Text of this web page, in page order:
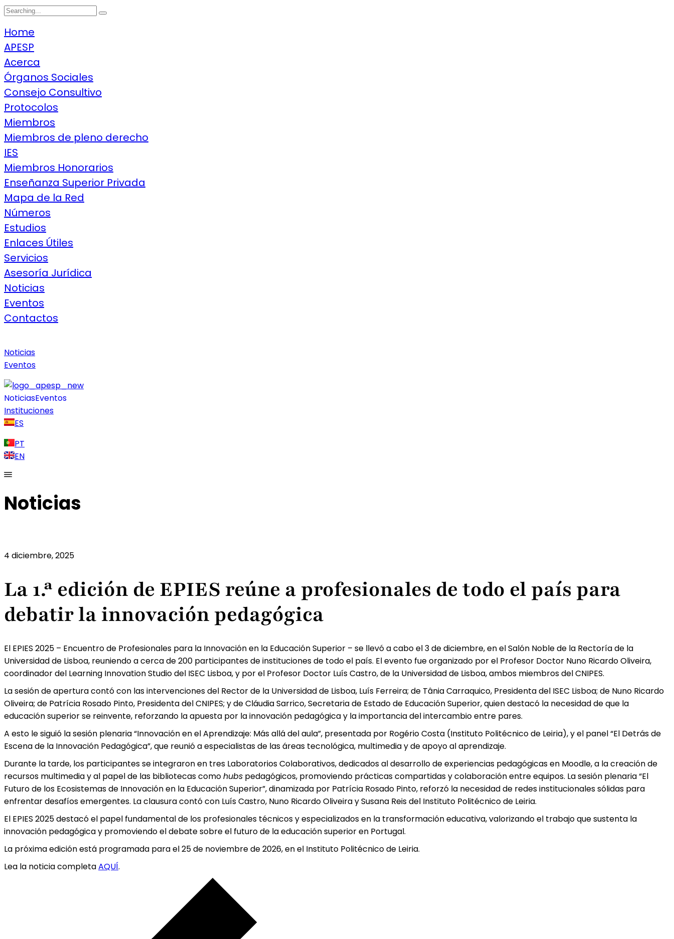
Search
Home
APESP
Acerca
Órganos Sociales
Consejo Consultivo
Protocolos
Miembros
Miembros de pleno derecho
IES
Miembros Honorarios
Enseñanza Superior Privada
Mapa de la Red
Números
Estudios
Enlaces Útiles
Servicios
Asesoría Jurídica
Noticias
Eventos
Contactos
Noticias
Eventos
NoticiasEventos
Instituciones
ES
PT
EN
Noticias
4 diciembre, 2025
La 1.ª edición de EPIES reúne a profesionales de todo el país para
debatir la innovación pedagógica
El EPIES 2025 – Encuentro de Profesionales para la Innovación en la Educación Superior – se llevó a cabo el 3 de diciembre, en el Salón Noble de la Rectoría de la
Universidad de Lisboa, reuniendo a cerca de 200 participantes de instituciones de todo el país. El evento fue organizado por el Profesor Doctor Nuno Ricardo Oliveira,
coordinador del Learning Innovation Studio del ISEC Lisboa, y por el Profesor Doctor Luís Castro, de la Universidad de Lisboa, ambos miembros del CNIPES.
La sesión de apertura contó con las intervenciones del Rector de la Universidad de Lisboa, Luís Ferreira; de Tânia Carraquico, Presidenta del ISEC Lisboa; de Nuno Ricardo
Oliveira; de Patrícia Rosado Pinto, Presidenta del CNIPES; y de Cláudia Sarrico, Secretaria de Estado de Educación Superior, quien destacó la necesidad de que la
educación superior se reinvente, reforzando la apuesta por la innovación pedagógica y la importancia del intercambio entre pares.
A esto le siguió la sesión plenaria “Innovación en el Aprendizaje: Más allá del aula”, presentada por Rogério Costa (Instituto Politécnico de Leiria), y el panel “El Detrás de
Escena de la Innovación Pedagógica”, que reunió a especialistas de las áreas tecnológica, multimedia y de apoyo al aprendizaje.
Durante la tarde, los participantes se integraron en tres Laboratorios Colaborativos, dedicados al desarrollo de experiencias pedagógicas en Moodle, a la creación de
recursos multimedia y al papel de las bibliotecas comohubs pedagógicos, promoviendo prácticas compartidas y colaboración entre equipos. La sesión plenaria “El
Futuro de los Ecosistemas de Innovación en la Educación Superior”, dinamizada por Patrícia Rosado Pinto, reforzó la necesidad de redes institucionales sólidas para
enfrentar desafíos emergentes. La clausura contó con Luís Castro, Nuno Ricardo Oliveira y Susana Reis del Instituto Politécnico de Leiria.
El EPIES 2025 destacó el papel fundamental de los profesionales técnicos y especializados en la transformación educativa, valorizando el trabajo que sustenta la
innovación pedagógica y promoviendo el debate sobre el futuro de la educación superior en Portugal.
La próxima edición está programada para el 25 de noviembre de 2026, en el Instituto Politécnico de Leiria.
Lea la noticia completaAQUÍ.